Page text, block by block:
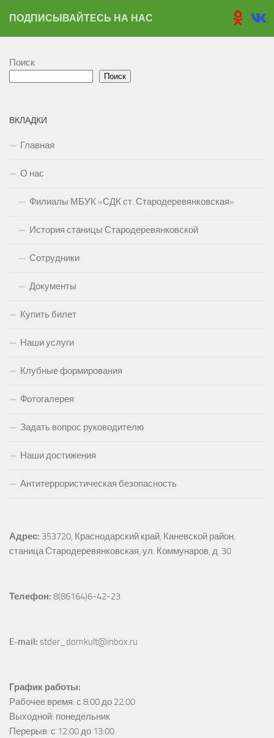
ПОДПИСЫВАЙТЕСЬ НА НАС
Поиск
Поиск
ВКЛАДКИ
Главная
О нас
Филиалы МБУК «СДК ст. Стародеревянковская»
История станицы Стародеревянковской
Сотрудники
Документы
Купить билет
Наши услуги
Клубные формирования
Фотогалерея
Задать вопрос руководителю
Наши достижения
Антитеррористическая безопасность
Адрес: 353720, Краснодарский край, Каневской район,
станица Стародеревянковская, ул. Коммунаров, д. 30
Телефон: 8(86164)6-42-23
E-mail: stder_domkult@inbox.ru
График работы:
Рабочее время: с 8:00 до 22:00
Выходной: понедельник
Перерыв: с 12:00 до 13:00